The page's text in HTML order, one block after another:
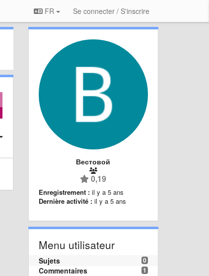
FR Se connecter / S'inscrire
Вестовой
0,19
Enregistrement : il y a 5 ans
Dernière activité : il y a 5 ans
Menu utilisateur
0
Sujets
1
Commentaires